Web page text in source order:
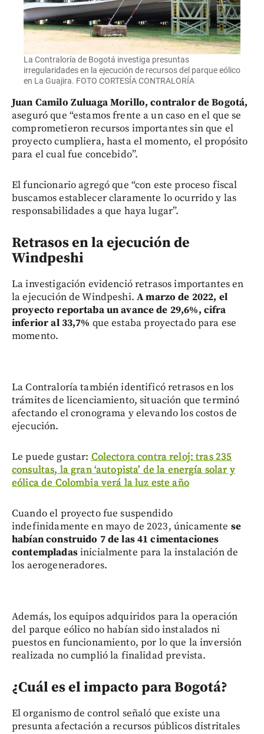
La Contraloría de Bogotá investiga presuntas
irregularidades en la ejecución de recursos del parque eólico
en La Guajira. FOTO CORTESÍA CONTRALORÍA
Juan Camilo Zuluaga Morillo, contralor de Bogotá,
aseguró que “estamos frente a un caso en el que se
comprometieron recursos importantes sin que el
proyecto cumpliera, hasta el momento, el propósito
para el cual fue concebido”.
El funcionario agregó que “con este proceso fiscal
buscamos establecer claramente lo ocurrido y las
responsabilidades a que haya lugar”.
Retrasos en la ejecución de
Windpeshi
La investigación evidenció retrasos importantes en
la ejecución de Windpeshi.A marzo de 2022, el
proyecto reportaba un avance de 29,6%, cifra
inferior al 33,7% que estaba proyectado para ese
momento.
La Contraloría también identificó retrasos en los
trámites de licenciamiento, situación que terminó
afectando el cronograma y elevando los costos de
ejecución.
Le puede gustar: Colectora contra reloj: tras 235
consultas, la gran ‘autopista’ de la energía solar y
eólica de Colombia verá la luz este año
Cuando el proyecto fue suspendido
indefinidamente en mayo de 2023, únicamente se
habían construido 7 de las 41 cimentaciones
contempladasinicialmente para la instalación de
los aerogeneradores.
Además, los equipos adquiridos para la operación
del parque eólico no habían sido instalados ni
puestos en funcionamiento, por lo que la inversión
realizada no cumplió la finalidad prevista.
¿Cuál es el impacto para Bogotá?
El organismo de control señaló que existe una
presunta afectación a recursos públicos distritales